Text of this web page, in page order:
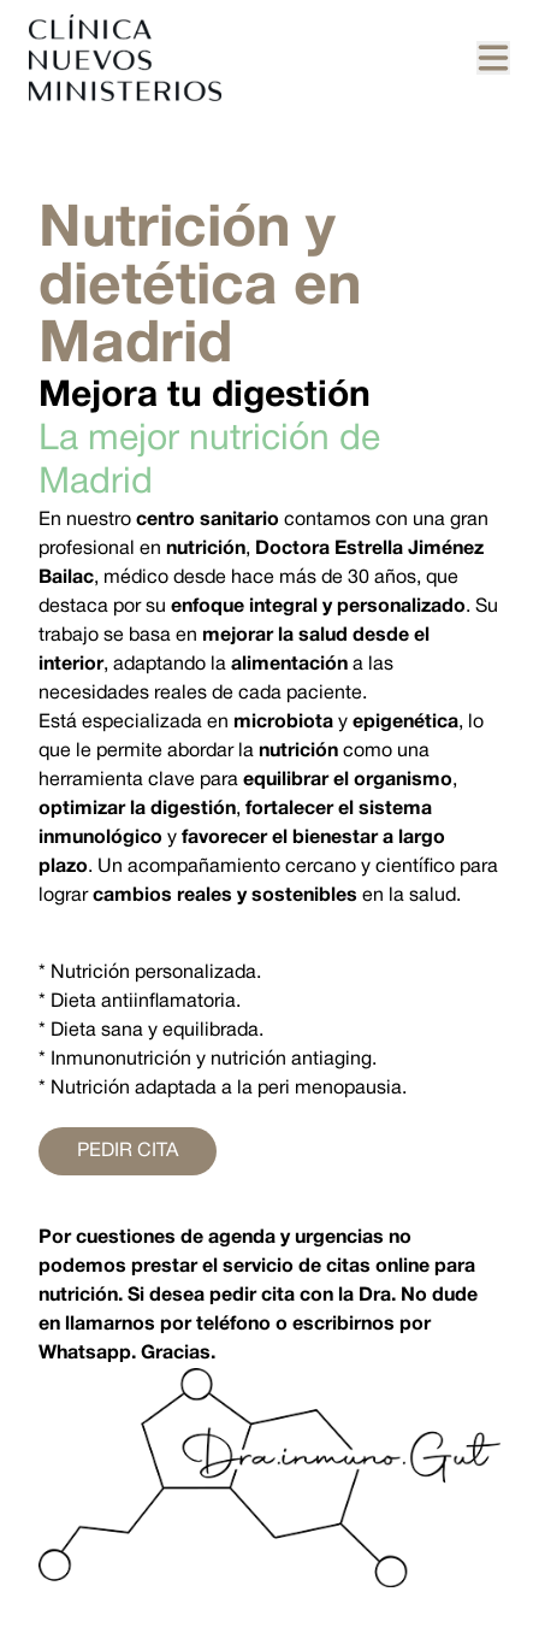
Nutrición y
dietética en
Madrid
Mejora tu digestión
La mejor nutrición de
Madrid
En nuestro centro sanitario contamos con una gran
profesional en nutrición, Doctora Estrella Jiménez
Bailac, médico desde hace más de 30 años, que
destaca por su enfoque integral y personalizado. Su
trabajo se basa en mejorar la salud desde el
interior, adaptando la alimentación a las
necesidades reales de cada paciente.
Está especializada en microbiota y epigenética, lo
que le permite abordar la nutrición como una
herramienta clave para equilibrar el organismo,
optimizar la digestión, fortalecer el sistema
inmunológico y favorecer el bienestar a largo
plazo. Un acompañamiento cercano y científico para
lograr cambios reales y sostenibles en la salud.
* Nutrición personalizada.
* Dieta antiinflamatoria.
* Dieta sana y equilibrada.
* Inmunonutrición y nutrición antiaging.
* Nutrición adaptada a la peri menopausia.
PEDIR CITA
Por cuestiones de agenda y urgencias no
podemos prestar el servicio de citas online para
nutrición. Si desea pedir cita con la Dra. No dude
en llamarnos por teléfono o escribirnos por
Whatsapp. Gracias.